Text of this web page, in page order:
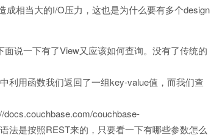
相当大的I/O压力，这也是为什么要有多个design
说一下有了View又应该如何查询。没有了传统的
利用函数我们返回了一组key-value值，而我们查
couchbase-
法是按照REST来的，只要看一下有哪些参数怎么